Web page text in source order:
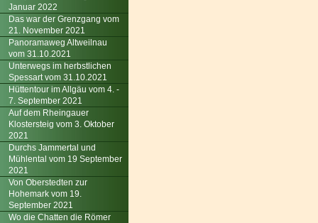
Januar 2022
Das war der Grenzgang vom
21. November 2021
Panoramaweg Altweilnau
vom 31.10.2021
Unterwegs im herbstlichen
Spessart vom 31.10.2021
Hüttentour im Allgäu vom 4. -
7. September 2021
Auf dem Rheingauer
Klostersteig vom 3. Oktober
2021
Durchs Jammertal und
Mühlental vom 19 September
2021
Von Oberstedten zur
Hohemark vom 19.
September 2021
Wo die Chatten die Römer